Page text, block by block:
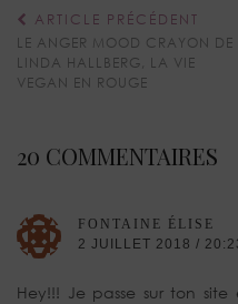
ARTICLE PRÉCÉDENT
LE ANGER MOOD CRAYON DE
LINDA HALLBERG, LA VIE
VEGAN EN ROUGE
20 COMMENTAIRES
FONTAINE ÉLISE
2 JUILLET 2018 /
Hey!!! Je passe sur ton site